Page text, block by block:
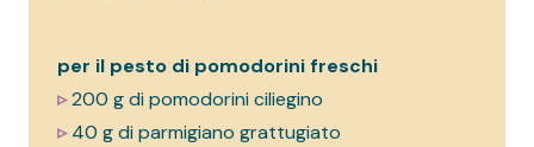
per il pesto di pomodorini freschi
▹200 g di pomodorini ciliegino
▹40 g di parmigiano grattugiato